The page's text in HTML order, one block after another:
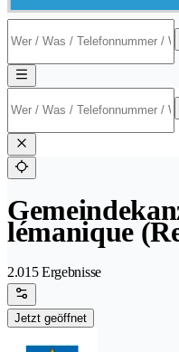
lémanique
2.015 Ergebnisse
Jetzt geöffnet